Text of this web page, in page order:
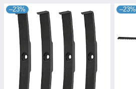
–23% –23%